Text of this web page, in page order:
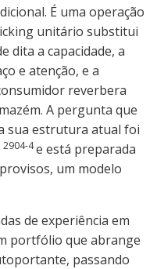
É uma operação
unitário substitui
dita a capacidade, a
e atenção, e a
reverbera
A pergunta que
sua estrutura atual foi
2904-4e está preparada
um modelo
de experiência em
portfólio que abrange
passando